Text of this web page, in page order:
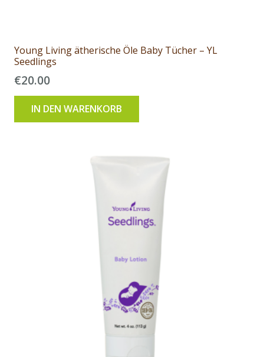
Young Living ätherische Öle Baby Tücher – YL
Seedlings
€20.00
IN DEN WARENKORB